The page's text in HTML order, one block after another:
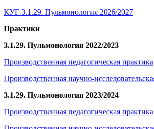
КУГ-3.1.29. Пульмонология 2026/2027
Практики
3.1.29. Пульмонология 2022/2023
Производственная педагогическая практика
Производственная научно-
3.1.29. Пульмонология 2023/2024
Производственная педагогическая практика